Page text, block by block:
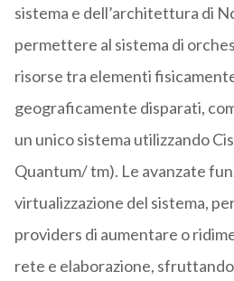
sistema e dell’architettura di
permettere al sistema di
risorse tra elementi
geograficamente disparati,
un unico sistema utilizzando
Quantum/ tm). Le avanzate
virtualizzazione del sistema,
providers di aumentare o
rete e elaborazione,